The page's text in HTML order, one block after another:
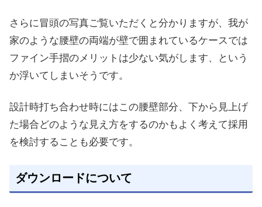
さらに冒頭の写真ご覧いただくと分かりますが、我が
家のような腰壁の両端が壁で囲まれているケースでは
ファイン手摺のメリットは少ない気がします、という
か浮いてしまいそうです。
設計時打ち合わせ時にはこの腰壁部分、下から見上げ
た場合どのような見え方をするのかもよく考えて採用
を検討することも必要です。
ダウンロードについて